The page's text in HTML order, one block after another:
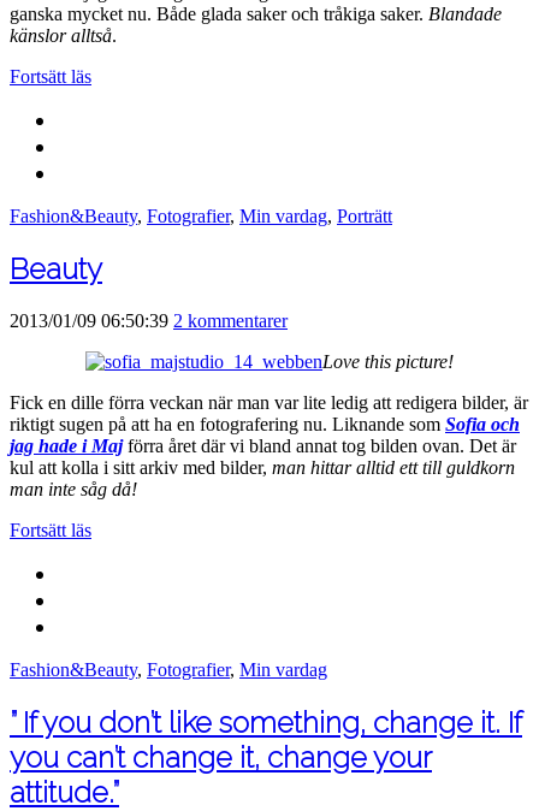
ganska mycket nu. Både glada saker och tråkiga saker. Blandade
känslor alltså.
Fortsätt läs
Fashion&Beauty, Fotografier, Min vardag, Porträtt
Beauty
2013/01/09 06:50:39 2 kommentarer
Love this picture!
Fick en dille förra veckan när man var lite ledig att redigera bilder, är
riktigt sugen på att ha en fotografering nu. Liknande som Sofia och
jag hade i Maj förra året där vi bland annat tog bilden ovan. Det är
kul att kolla i sitt arkiv med bilder, man hittar alltid ett till guldkorn
man inte såg då!
Fortsätt läs
Fashion&Beauty, Fotografier, Min vardag
” If you don’t like something, change it. If
you can’t change it, change your
attitude.”